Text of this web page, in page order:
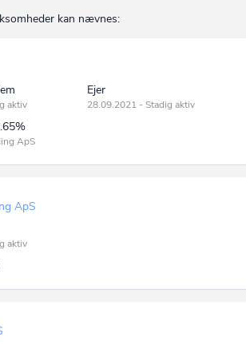
kan nævnes:
aktiv
Ejer
28.09.2021 - Stadig aktiv
ApS
ApS
aktiv